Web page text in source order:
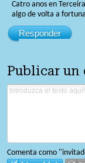
Catro anos en
algo de volta a
Responder
Publicar un
Comenta como